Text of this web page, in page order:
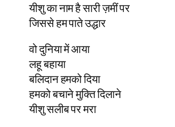
यीशु का नाम है सारी ज़मीं पर
जिससे हम पाते उद्धार
वो दुनिया में आया
लहू बहाया
बलिदान हमको दिया
हमको बचाने मुक्ति दिलाने
यीशु सलीब पर मरा